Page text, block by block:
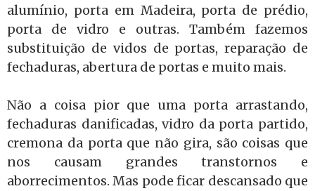
alumínio, porta em Madeira, porta de prédio,
porta de vidro e outras. Também fazemos
substituição de vidos de portas, reparação de
fechaduras, abertura de portas e muito mais.
Não a coisa pior que uma porta arrastando,
fechaduras danificadas, vidro da porta partido,
cremona da porta que não gira, são coisas que
nos causam grandes transtornos e
aborrecimentos. Mas pode ficar descansado que